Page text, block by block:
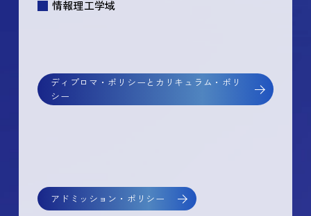
情報理工学域
ディプロマ・ポリシーとカリキュラム・ポリ
シー
アドミッション・ポリシー